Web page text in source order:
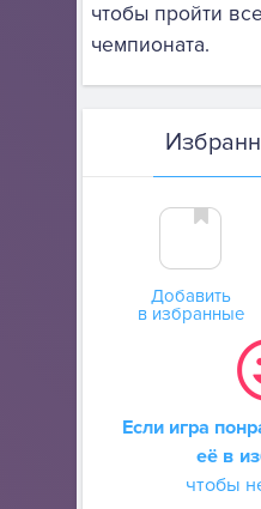
чтобы пройти
чемпионата.
Добавить
в избранные
Если игра
её в
чтобы